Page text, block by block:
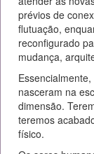
prévios de
flutuação,
reconfigurado
mudança,
nasceram na
dimensão.
teremos
físico.